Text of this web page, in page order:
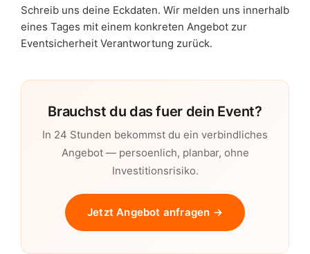
Schreib uns deine Eckdaten. Wir melden uns innerhalb
eines Tages mit einem konkreten Angebot zur
Eventsicherheit Verantwortung zurück.
Brauchst du das fuer dein Event?
In 24 Stunden bekommst du ein verbindliches
Angebot — persoenlich, planbar, ohne
Investitionsrisiko.
Jetzt Angebot anfragen →